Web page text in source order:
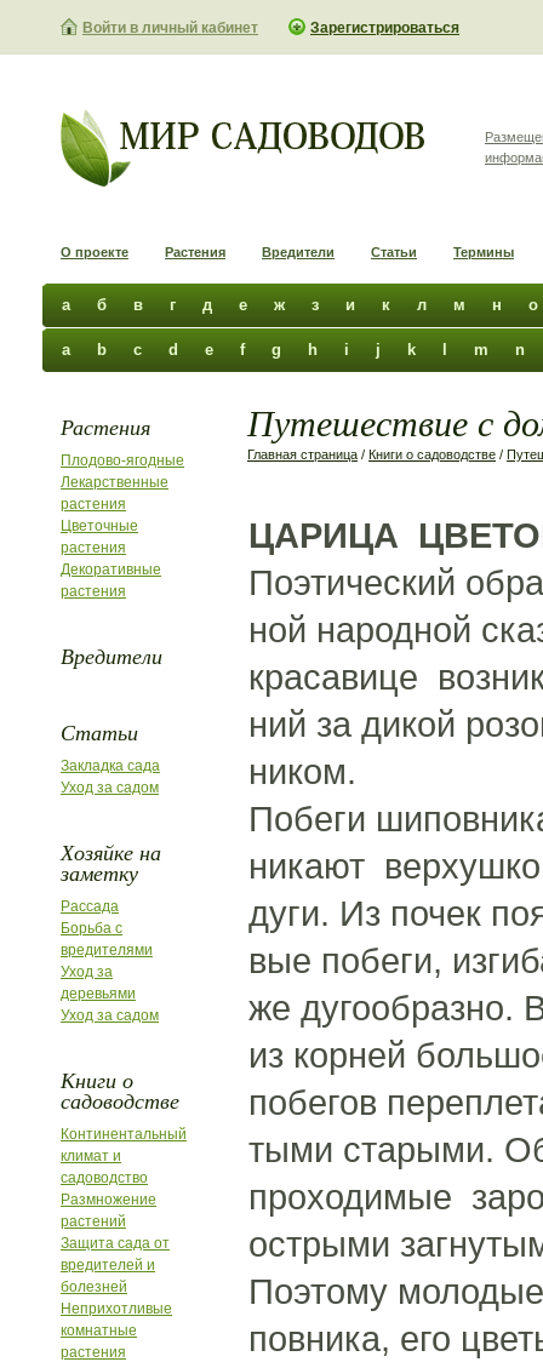
Войти в личный кабинет Зарегистрироваться
О проекте Растения Вредители Статьи Термины
а б в г д е ж з и к л м н о
a b c d e f g h i j k m n
Растения
Плодово-ягодные
Лекарственные
растения
Цветочные
растения
Декоративные
растения
Вредители
Статьи
Закладка сада
Уход за садом
Хозяйке на
заметку
Рассада
Борьба с
вредителями
Уход за
деревьями
Уход за садом
Книги о
садоводстве
Континентальный
климат и
садоводство
Размножение
растений
Защита сада от
вредителей и
болезней
Неприхотливые
комнатные
растения
Путешествие с
Главная страница / Книги о садоводстве /
ЦАРИЦА
Поэтический
ной народной
красавице
ний за дикой
ником.
Побеги
никают
дуги. Из почек
вые побеги,
же дугообразно.
из корней
побегов
тыми старыми.
проходимые
острыми
Поэтому
повника, его